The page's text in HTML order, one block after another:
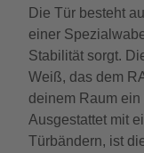
Die Tür besteht
einer
Stabilität sorgt.
Weiß, das dem
deinem Raum
Ausgestattet mit
Türbändern, ist